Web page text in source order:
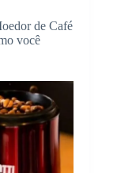
de Café
você